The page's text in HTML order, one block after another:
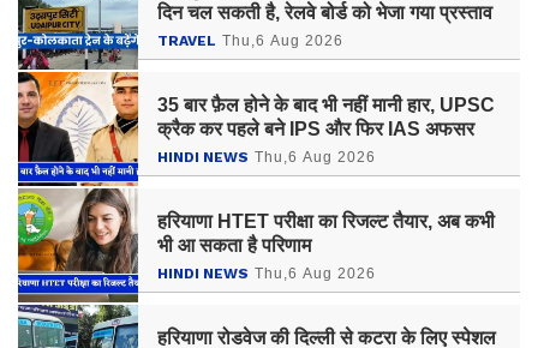
दिन चल सकती है, रेलवे बोर्ड को भेजा गया प्रस्ताव
TRAVEL Thu,6 Aug 2026
35 बार फ़ैल होने के बाद भी नहीं मानी हार, UPSC
क्रैक कर पहले बने IPS और फिर IAS अफसर
HINDI NEWS Thu,6 Aug 2026
हरियाणा HTET परीक्षा का रिजल्ट तैयार, अब कभी
भी आ सकता है परिणाम
HINDI NEWS Thu,6 Aug 2026
हरियाणा रोडवेज की दिल्ली से कटरा के लिए स्पेशल